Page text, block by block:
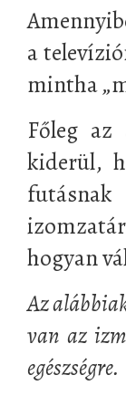
a
mintha
Főleg az
kiderül,
hogyan
Az
van az
egészségre.